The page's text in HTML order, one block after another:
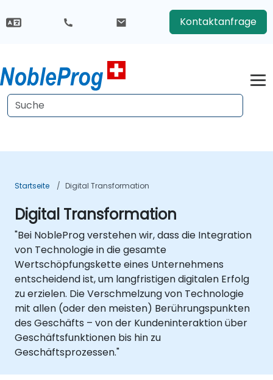
Kontaktanfrage
Startseite Digital Transformation
Digital Transformation
"Bei NobleProg verstehen wir, dass die Integration
von Technologie in die gesamte
Wertschöpfungskette eines Unternehmens
entscheidend ist, um langfristigen digitalen Erfolg
zu erzielen. Die Verschmelzung von Technologie
mit allen (oder den meisten) Berührungspunkten
des Geschäfts – von der Kundeninteraktion über
Geschäftsfunktionen bis hin zu
Geschäftsprozessen."